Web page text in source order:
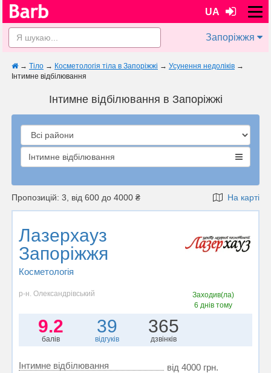
UA
Запоріжжя
→ Тіло → Косметологія тіла в Запоріжжі → Усунення недоліків →
Інтимне відбілювання
Інтимне відбілювання в Запоріжжі
Інтимне відбілювання
Пропозицій: 3, від 600 до 4000 ₴ На карті
Лазерхауз
Запоріжжя
Косметологія
р-н. Олександрівський
Заходив(ла)
6 днів тому
9.2
балів
39
відгуків
365
дзвінків
Інтимне відбілювання від 4000 грн.